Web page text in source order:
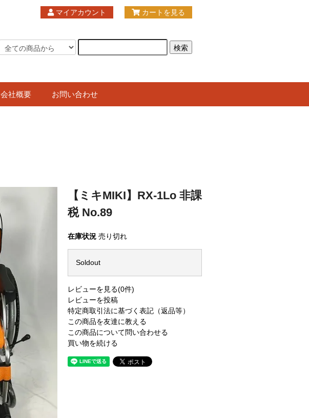
マイアカウント カートを見る
会社概要 お問い合わせ
【ミキMIKI】RX-1Lo 非課
税 No.89
在庫状況 売り切れ
Soldout
レビューを見る(0件)
レビューを投稿
特定商取引法に基づく表記（返品等）
この商品を友達に教える
この商品について問い合わせる
買い物を続ける